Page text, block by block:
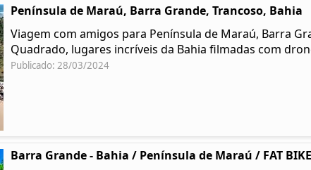
Península de Maraú, Barra Grande, Trancoso, Bahia
Viagem com amigos para Península de Maraú, Barra
Quadrado, lugares incríveis da Bahia filmadas com
Publicado: 28/03/2024
Barra Grande - Bahia / Península de Maraú / FAT BIKE